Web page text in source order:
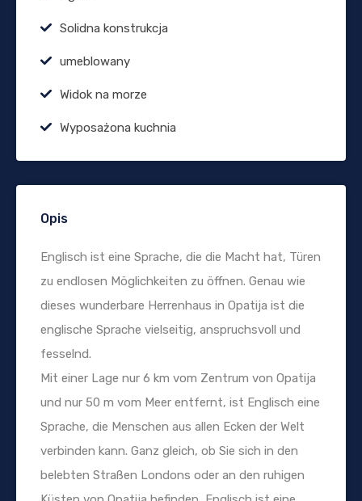
Solidna konstrukcja
umeblowany
Widok na morze
Wyposażona kuchnia
Opis
Englisch ist eine Sprache, die die Macht hat, Türen
zu endlosen Möglichkeiten zu öffnen. Genau wie
dieses wunderbare Herrenhaus in Opatija ist die
englische Sprache vielseitig, anspruchsvoll und
fesselnd.
Mit einer Lage nur 6 km vom Zentrum von Opatija
und nur 50 m vom Meer entfernt, ist Englisch eine
Sprache, die Menschen aus allen Ecken der Welt
verbinden kann. Ganz gleich, ob Sie sich in den
belebten Straßen Londons oder an den ruhigen